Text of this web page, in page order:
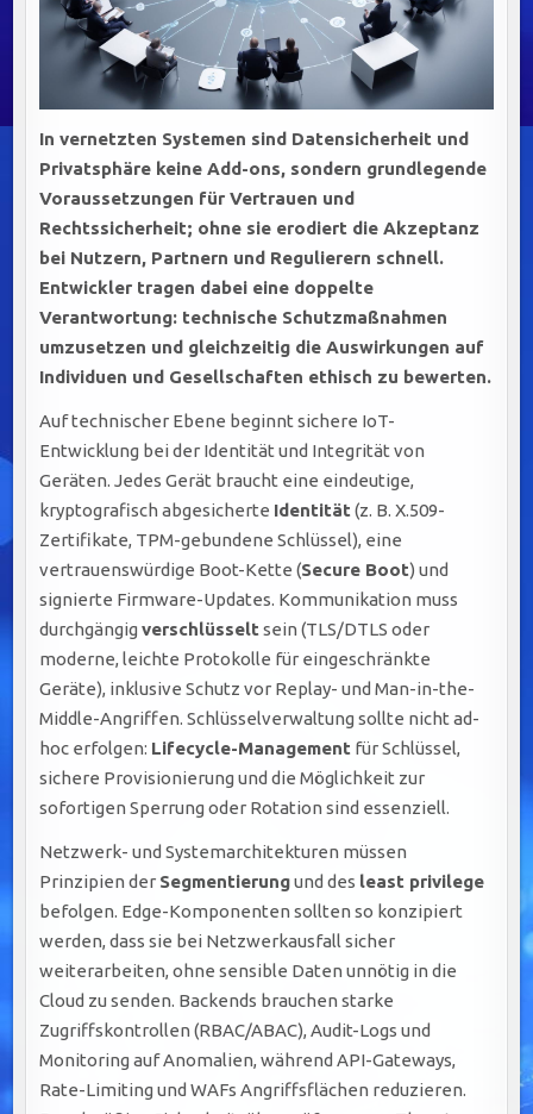
In vernetzten Systemen sind Datensicherheit und
Privatsphäre keine Add-ons, sondern grundlegende
Voraussetzungen für Vertrauen und
Rechtssicherheit; ohne sie erodiert die Akzeptanz
bei Nutzern, Partnern und Regulierern schnell.
Entwickler tragen dabei eine doppelte
Verantwortung: technische Schutzmaßnahmen
umzusetzen und gleichzeitig die Auswirkungen auf
Individuen und Gesellschaften ethisch zu bewerten.
Auf technischer Ebene beginnt sichere IoT-
Entwicklung bei der Identität und Integrität von
Geräten. Jedes Gerät braucht eine eindeutige,
kryptografisch abgesicherte Identität (z. B. X.509-
Zertifikate, TPM-gebundene Schlüssel), eine
vertrauenswürdige Boot-Kette (Secure Boot) und
signierte Firmware-Updates. Kommunikation muss
durchgängigverschlüsselt sein (TLS/DTLS oder
moderne, leichte Protokolle für eingeschränkte
Geräte), inklusive Schutz vor Replay- und Man-in-the-
Middle-Angriffen. Schlüsselverwaltung sollte nicht ad-
hoc erfolgen: Lifecycle-Management für Schlüssel,
sichere Provisionierung und die Möglichkeit zur
sofortigen Sperrung oder Rotation sind essenziell.
Netzwerk- und Systemarchitekturen müssen
Prinzipien der Segmentierungund des least privilege
befolgen. Edge-Komponenten sollten so konzipiert
werden, dass sie bei Netzwerkausfall sicher
weiterarbeiten, ohne sensible Daten unnötig in die
Cloud zu senden. Backends brauchen starke
Zugriffskontrollen (RBAC/ABAC), Audit-Logs und
Monitoring auf Anomalien, während API-Gateways,
Rate-Limiting und WAFs Angriffsflächen reduzieren.